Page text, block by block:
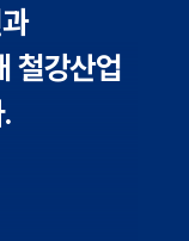
철강산업